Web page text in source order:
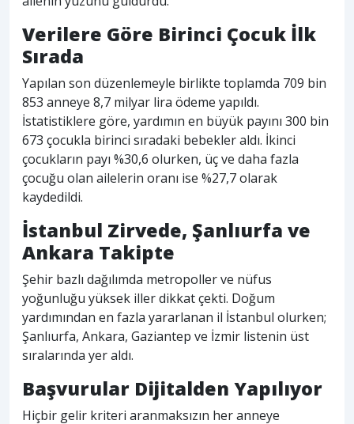
Verilere Göre Birinci Çocuk İlk
Sırada
Yapılan son düzenlemeyle birlikte toplamda 709 bin
853 anneye 8,7 milyar lira ödeme yapıldı.
İstatistiklere göre, yardımın en büyük payını 300 bin
673 çocukla birinci sıradaki bebekler aldı. İkinci
çocukların payı %30,6 olurken, üç ve daha fazla
çocuğu olan ailelerin oranı ise %27,7 olarak
kaydedildi.
İstanbul Zirvede, Şanlıurfa ve
Ankara Takipte
Şehir bazlı dağılımda metropoller ve nüfus
yoğunluğu yüksek iller dikkat çekti. Doğum
yardımından en fazla yararlanan il İstanbul olurken;
Şanlıurfa, Ankara, Gaziantep ve İzmir listenin üst
sıralarında yer aldı.
Başvurular Dijitalden Yapılıyor
Hiçbir gelir kriteri aranmaksızın her anneye